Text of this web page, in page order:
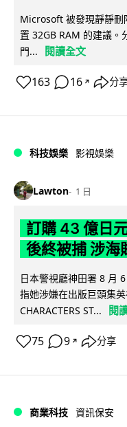
Microsoft 被發現靜靜刪
置 32GB RAM 的建議。
門...
閱讀全文
163 16 ↗ 分
科技娛樂 影視娛樂
Lawton 1 日
訂購 43 億日
後終被捕 涉海
日本警視廳神田署 8 月
指她涉嫌在出版巨頭集
CHARACTERS ST...
閱
75 9 ↗ 分享
商業科技 資訊保安